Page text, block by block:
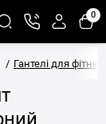
0
Гантелі для